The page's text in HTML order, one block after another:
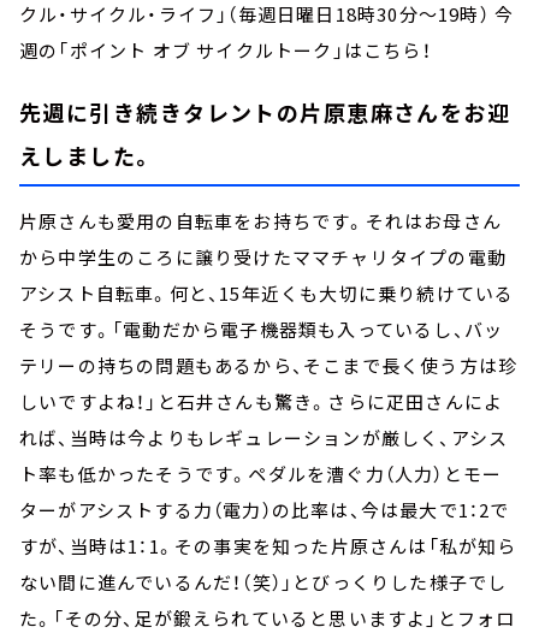
クル・サイクル・ライフ」（毎週日曜日18時30分～19時） 今
週の「ポイント オブ サイクルトーク」はこちら！
先週に引き続きタレントの片原恵麻さんをお迎
えしました。
片原さんも愛用の自転車をお持ちです。それはお母さん
から中学生のころに譲り受けたママチャリタイプの電動
アシスト自転車。何と、15年近くも大切に乗り続けている
そうです。「電動だから電子機器類も入っているし、バッ
テリーの持ちの問題もあるから、そこまで長く使う方は珍
しいですよね！」と石井さんも驚き。さらに疋田さんによ
れば、当時は今よりもレギュレーションが厳しく、アシス
ト率も低かったそうです。ペダルを漕ぐ力（人力）とモー
ターがアシストする力（電力）の比率は、今は最大で1：2で
すが、当時は1：1。その事実を知った片原さんは「私が知ら
ない間に進んでいるんだ！（笑）」とびっくりした様子でし
た。「その分、足が鍛えられていると思いますよ」とフォロ